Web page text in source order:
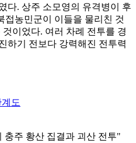
다. 상주 소모영의 유격병이 후
접농민군이 이들을 물리친 것
이었다. 여러 차례 전투를 경
하기 전보다 강력해진 전투력
충주 황산 집결과 괴산 전투"